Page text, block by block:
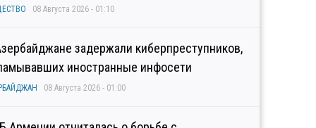
08 Августа 2026 - 01:10
задержали киберпреступников,
иностранные инфосети
08 Августа 2026 - 01:00